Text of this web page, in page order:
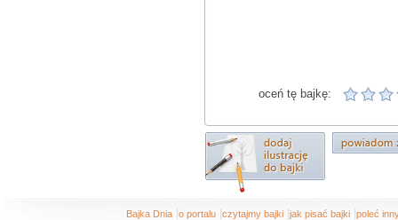
oceń tę bajkę:
Bajka Dnia o portalu czytajmy bajki jak pisać bajki poleć